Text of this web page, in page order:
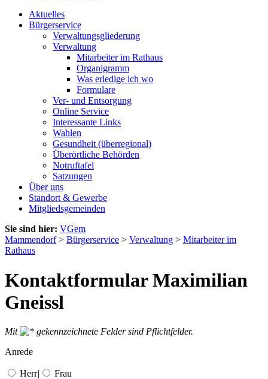
Aktuelles
Bürgerservice
Verwaltungsgliederung
Verwaltung
Mitarbeiter im Rathaus
Organigramm
Was erledige ich wo
Formulare
Ver- und Entsorgung
Online Service
Interessante Links
Wahlen
Gesundheit (überregional)
Überörtliche Behörden
Notruftafel
Satzungen
Über uns
Standort & Gewerbe
Mitgliedsgemeinden
Sie sind hier: VGem
Mammendorf> Bürgerservice > Verwaltung > Mitarbeiter im
Rathaus
Kontaktformular Maximilian
Gneissl
Mit
gekennzeichnete Felder sind Pflichtfelder.
Anrede
Herr| Frau